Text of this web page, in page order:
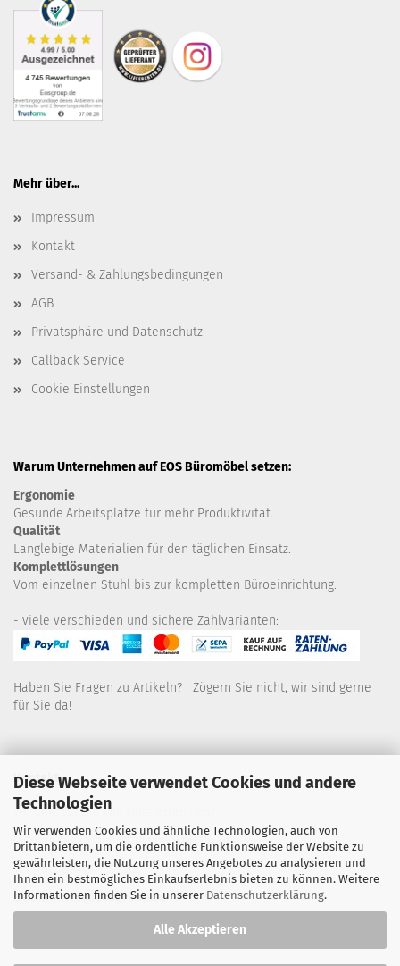
Diese Webseite verwendet Cookies und andere
Technologien
Wir verwenden Cookies und ähnliche Technologien, auch von
Drittanbietern, um die ordentliche Funktionsweise der Website zu
gewährleisten, die Nutzung unseres Angebotes zu analysieren und
Ihnen ein bestmögliches Einkaufserlebnis bieten zu können. Weitere
Informationen finden Sie in unserer Datenschutzerklärung.
Alle Akzeptieren
Mehr über...
Impressum
Kontakt
Versand- & Zahlungsbedingungen
AGB
Privatsphäre und Datenschutz
Callback Service
Cookie Einstellungen
Warum Unternehmen auf EOS Büromöbel setzen:
Ergonomie
Gesunde Arbeitsplätze für mehr Produktivität.
Qualität
Langlebige Materialien für den täglichen Einsatz.
Komplettlösungen
Vom einzelnen Stuhl bis zur kompletten Büroeinrichtung.
- viele verschieden und sichere Zahlvarianten:
Haben Sie Fragen zu Artikeln? Zögern Sie nicht, wir sind gerne
für Sie da!
Kontakt
Wir sind für Sie wie folgt erreichbar:
Montag bis Donnerstag von 9 bis 16 Uhr
Telefon: 02445-8517300
Email: office@eosgroup.de